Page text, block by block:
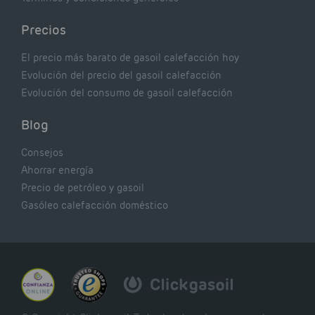
Precios
El precio más barato de gasoil calefacción hoy
Evolución del precio del gasoil calefacción
Evolución del consumo de gasoil calefacción
Blog
Consejos
Ahorrar energía
Precio de petróleo y gasoil
Gasóleo calefacción doméstico